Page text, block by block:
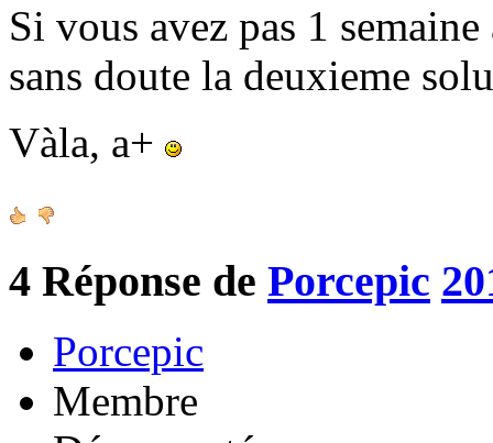
Si vous avez pas 1
sans doute la deuxieme
Vàla, a+
4 Réponse de Porcepic
Porcepic
Membre